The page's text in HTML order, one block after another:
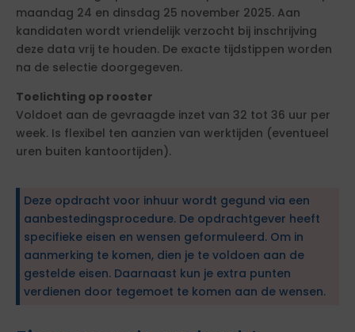
maandag 24 en dinsdag 25 november 2025. Aan
kandidaten wordt vriendelijk verzocht bij inschrijving
deze data vrij te houden. De exacte tijdstippen worden
na de selectie doorgegeven.
Toelichting op rooster
Voldoet aan de gevraagde inzet van 32 tot 36 uur per
week. Is flexibel ten aanzien van werktijden (eventueel
uren buiten kantoortijden).
Deze opdracht voor inhuur wordt gegund via een
aanbestedingsprocedure. De opdrachtgever heeft
specifieke eisen en wensen geformuleerd. Om in
aanmerking te komen, dien je te voldoen aan de
gestelde eisen. Daarnaast kun je extra punten
verdienen door tegemoet te komen aan de wensen.